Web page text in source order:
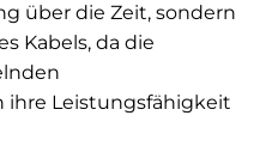
über die Zeit, sondern
Kabels, da die
Leistungsfähigkeit